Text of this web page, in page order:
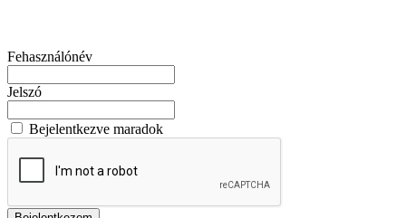
Fehasználónév
Jelszó
Bejelentkezve maradok